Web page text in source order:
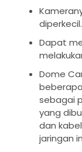
diperkecil.
Dapat
Dome
sebagai
yang
dan
jaringan